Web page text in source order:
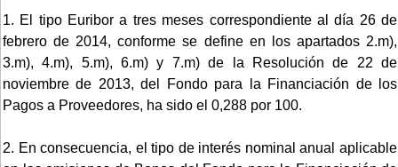
1. El tipo Euribor a tres meses correspondiente al día 26 de
febrero de 2014, conforme se define en los apartados 2.m),
3.m), 4.m), 5.m), 6.m) y 7.m) de la Resolución de 22 de
noviembre de 2013, del Fondo para la Financiación de los
Pagos a Proveedores, ha sido el 0,288 por 100.
2. En consecuencia, el tipo de interés nominal anual aplicable